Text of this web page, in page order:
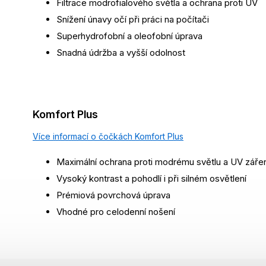
Filtrace modrofialového světla a ochrana proti UV
Snížení únavy očí při práci na počítači
Superhydrofobní a oleofobní úprava
Snadná údržba a vyšší odolnost
Komfort Plus
Více informací o čočkách Komfort Plus
Maximální ochrana proti modrému světlu a UV
Vysoký kontrast a pohodlí i při silném osvětlení
Prémiová povrchová úprava
Vhodné pro celodenní nošení